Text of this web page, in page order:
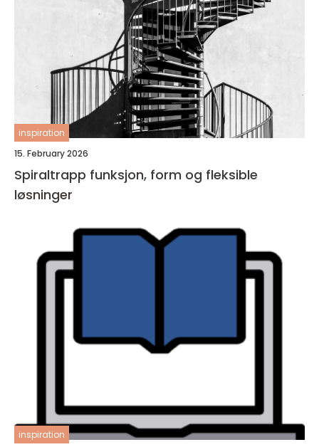
inspiration
15. February 2026
Spiraltrapp funksjon, form og fleksible
løsninger
inspiration